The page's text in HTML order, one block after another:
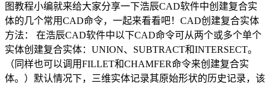
图教程小编就来给大家分享一下浩辰CAD软件中创建复合实
体的几个常用CAD命令，一起来看看吧！CAD创建复合实体
方法： 在浩辰CAD软件中以下CAD命令可从两个或多个单个
实体创建复合实体：UNION、SUBTRACT和INTERSECT。
（同样也可以调用FILLET和CHAMFER命令来创建复合实
体。）默认情况下，三维实体记录其原始形状的历史记录，该